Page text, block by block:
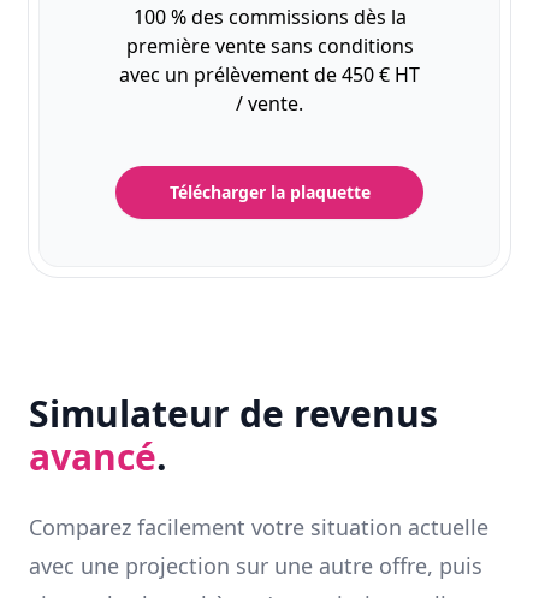
100 % des commissions dès la
première vente sans conditions
avec un prélèvement de 450 € HT
/ vente.
Télécharger la plaquette
Simulateur de revenus
avancé.
Comparez facilement votre situation actuelle
avec une projection sur une autre offre, puis